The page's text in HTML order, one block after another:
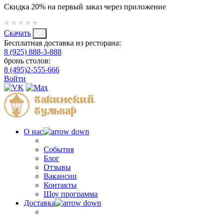
Скидка 20% на первый заказ через приложение
Скачать
Бесплатная доставка из ресторана:
8 (925) 888-3-888
бронь столов:
8 (495)2-555-666
Войти
О нас
События
Блог
Отзывы
Вакансии
Контакты
Шоу программа
Доставка